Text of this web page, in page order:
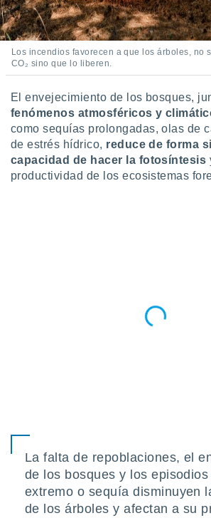
Los incendios favorecen a que los árboles, no
CO₂ sino que lo liberen.
El envejecimiento de los bosques,
fenómenos atmosféricos y
como sequías prolongadas, olas de
de estrés hídrico, reduce de forma
capacidad de hacer la fotosíntesis
productividad de los ecosistemas
La falta de repoblaciones, el
de los bosques y los
extremo o sequía disminuyen
de los árboles y afectan a su